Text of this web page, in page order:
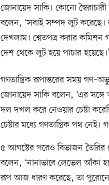
জোনায়েদ সাকি। কোনো
বলেন, ‘সবাই সম্পদ লুট
দেখলাম। শ্বেতপত্র করার
দেশ থেকে লুট হয়ে পাচার হয়েছে।’
গণতান্ত্রিক রূপান্তরের সময়
জোনায়েদ সাকি বলেন, ‘এর
দল দখল করে নেওয়ার চেষ্টা
চেষ্টার মধ্যে গণতান্ত্রিক পথ
৫ আগস্টের পরেও বিভাজন তৈরির
বলেন, ‘নানাভাবে লেভেল আঁকা
রূপ আজ ধারণ করেছে, তা পুরোনো